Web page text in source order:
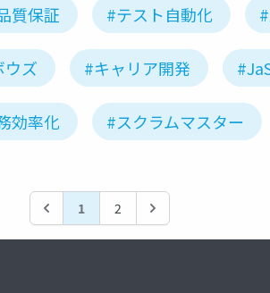
質保証 #テスト自動化
ウズ #キャリア開発
効率化 #スクラムマスター
1 2